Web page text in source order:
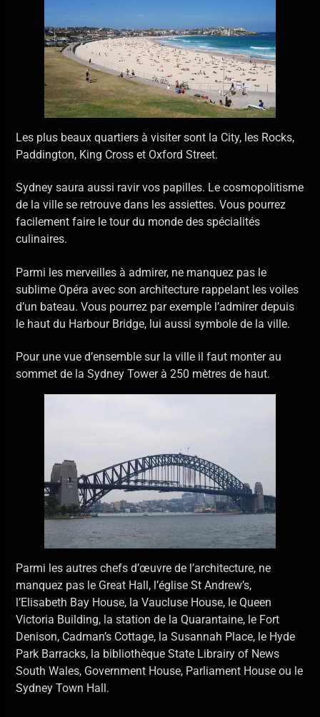
Les plus beaux quartiers à visiter sont la City, les Rocks,
Paddington, King Cross et Oxford Street.
Sydney saura aussi ravir vos papilles. Le cosmopolitisme
de la ville se retrouve dans les assiettes. Vous pourrez
facilement faire le tour du monde des spécialités
culinaires.
Parmi les merveilles à admirer, ne manquez pas le
sublime Opéra avec son architecture rappelant les voiles
d’un bateau. Vous pourrez par exemple l’admirer depuis
le haut du Harbour Bridge, lui aussi symbole de la ville.
Pour une vue d’ensemble sur la ville il faut monter au
sommet de la Sydney Tower à 250 mètres de haut.
Parmi les autres chefs d’œuvre de l’architecture, ne
manquez pas le Great Hall, l’église St Andrew’s,
l’Elisabeth Bay House, la Vaucluse House, le Queen
Victoria Building, la station de la Quarantaine, le Fort
Denison, Cadman’s Cottage, la Susannah Place, le Hyde
Park Barracks, la bibliothèque State Librairy of News
South Wales, Government House, Parliament House ou le
Sydney Town Hall.